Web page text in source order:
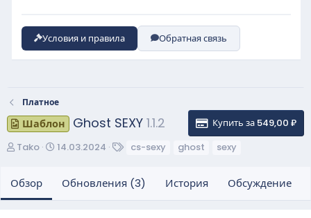
Условия и правила Обратная связь
Платное
Шаблон Ghost SEXY 1.1.2
Купить за 549,00 ₽
А
о
р
Tako
Д
с
14.03.2024
и
cs-sexy ghost sexy
Обзор Обновления (3) История Обсуждение